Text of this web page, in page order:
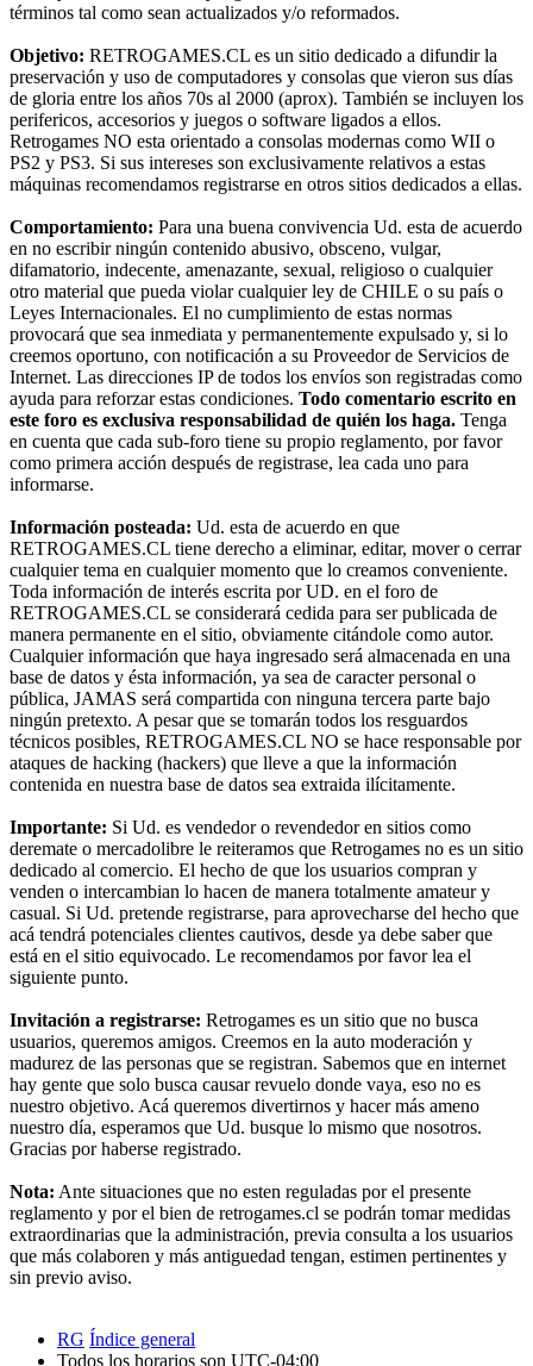
términos tal como sean actualizados y/o reformados.
Objetivo: RETROGAMES.CL es un sitio dedicado a difundir la
preservación y uso de computadores y consolas que vieron sus días
de gloria entre los años 70s al 2000 (aprox). También se incluyen los
perifericos, accesorios y juegos o software ligados a ellos.
Retrogames NO esta orientado a consolas modernas como WII o
PS2 y PS3. Si sus intereses son exclusivamente relativos a estas
máquinas recomendamos registrarse en otros sitios dedicados a ellas.
Comportamiento: Para una buena convivencia Ud. esta de acuerdo
en no escribir ningún contenido abusivo, obsceno, vulgar,
difamatorio, indecente, amenazante, sexual, religioso o cualquier
otro material que pueda violar cualquier ley de CHILE o su país o
Leyes Internacionales. El no cumplimiento de estas normas
provocará que sea inmediata y permanentemente expulsado y, si lo
creemos oportuno, con notificación a su Proveedor de Servicios de
Internet. Las direcciones IP de todos los envíos son registradas como
ayuda para reforzar estas condiciones. Todo comentario escrito en
este foro es exclusiva responsabilidad de quién los haga. Tenga
en cuenta que cada sub-foro tiene su propio reglamento, por favor
como primera acción después de registrase, lea cada uno para
informarse.
Información posteada: Ud. esta de acuerdo en que
RETROGAMES.CL tiene derecho a eliminar, editar, mover o cerrar
cualquier tema en cualquier momento que lo creamos conveniente.
Toda información de interés escrita por UD. en el foro de
RETROGAMES.CL se considerará cedida para ser publicada de
manera permanente en el sitio, obviamente citándole como autor.
Cualquier información que haya ingresado será almacenada en una
base de datos y ésta información, ya sea de caracter personal o
pública, JAMAS será compartida con ninguna tercera parte bajo
ningún pretexto. A pesar que se tomarán todos los resguardos
técnicos posibles, RETROGAMES.CL NO se hace responsable por
ataques de hacking (hackers) que lleve a que la información
contenida en nuestra base de datos sea extraida ilícitamente.
Importante: Si Ud. es vendedor o revendedor en sitios como
deremate o mercadolibre le reiteramos que Retrogames no es un sitio
dedicado al comercio. El hecho de que los usuarios compran y
venden o intercambian lo hacen de manera totalmente amateur y
casual. Si Ud. pretende registrarse, para aprovecharse del hecho que
acá tendrá potenciales clientes cautivos, desde ya debe saber que
está en el sitio equivocado. Le recomendamos por favor lea el
siguiente punto.
Invitación a registrarse: Retrogames es un sitio que no busca
usuarios, queremos amigos. Creemos en la auto moderación y
madurez de las personas que se registran. Sabemos que en internet
hay gente que solo busca causar revuelo donde vaya, eso no es
nuestro objetivo. Acá queremos divertirnos y hacer más ameno
nuestro día, esperamos que Ud. busque lo mismo que nosotros.
Gracias por haberse registrado.
Nota: Ante situaciones que no esten reguladas por el presente
reglamento y por el bien de retrogames.cl se podrán tomar medidas
extraordinarias que la administración, previa consulta a los usuarios
que más colaboren y más antiguedad tengan, estimen pertinentes y
sin previo aviso.
RG Índice general
Todos los horarios son UTC-04:00